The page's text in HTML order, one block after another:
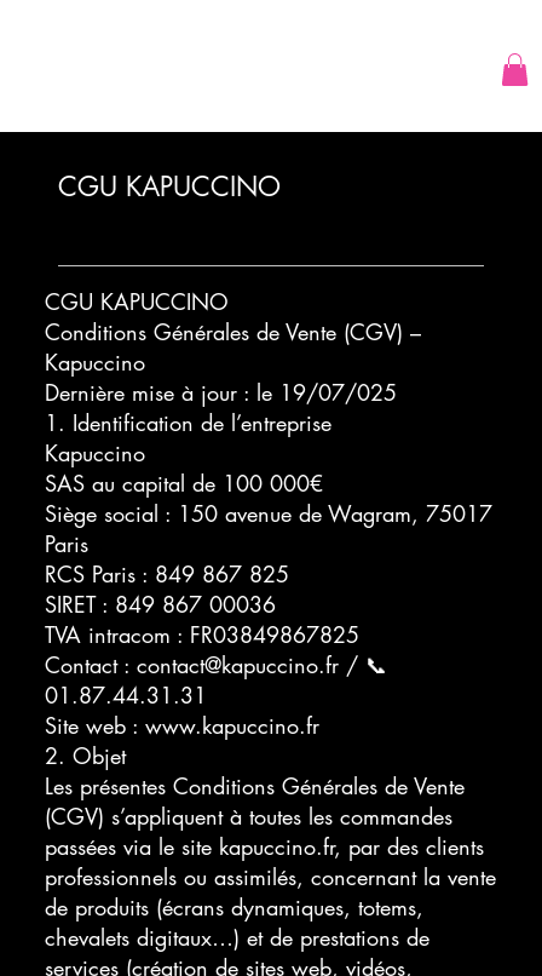
CGU KAPUCCINO
CGU KAPUCCINO
Conditions Générales de Vente (CGV) –
Kapuccino
Dernière mise à jour : le 19/07/025
1. Identification de l’entreprise
Kapuccino
SAS au capital de 100 000€
Siège social : 150 avenue de Wagram, 75017
Paris
RCS Paris : 849 867 825
SIRET : 849 867 00036
TVA intracom : FR03849867825
Contact : contact@kapuccino.fr / 📞
01.87.44.31.31
Site web : www.kapuccino.fr
2. Objet
Les présentes Conditions Générales de Vente
(CGV) s’appliquent à toutes les commandes
passées via le site kapuccino.fr, par des clients
professionnels ou assimilés, concernant la vente
de produits (écrans dynamiques, totems,
chevalets digitaux…) et de prestations de
services (création de sites web, vidéos,